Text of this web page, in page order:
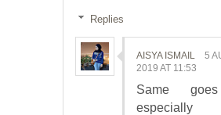
Replies
AISYA ISMAIL
5
2019 AT 11:53
Same